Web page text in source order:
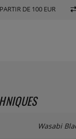
DE 100 EUR
Wasabi